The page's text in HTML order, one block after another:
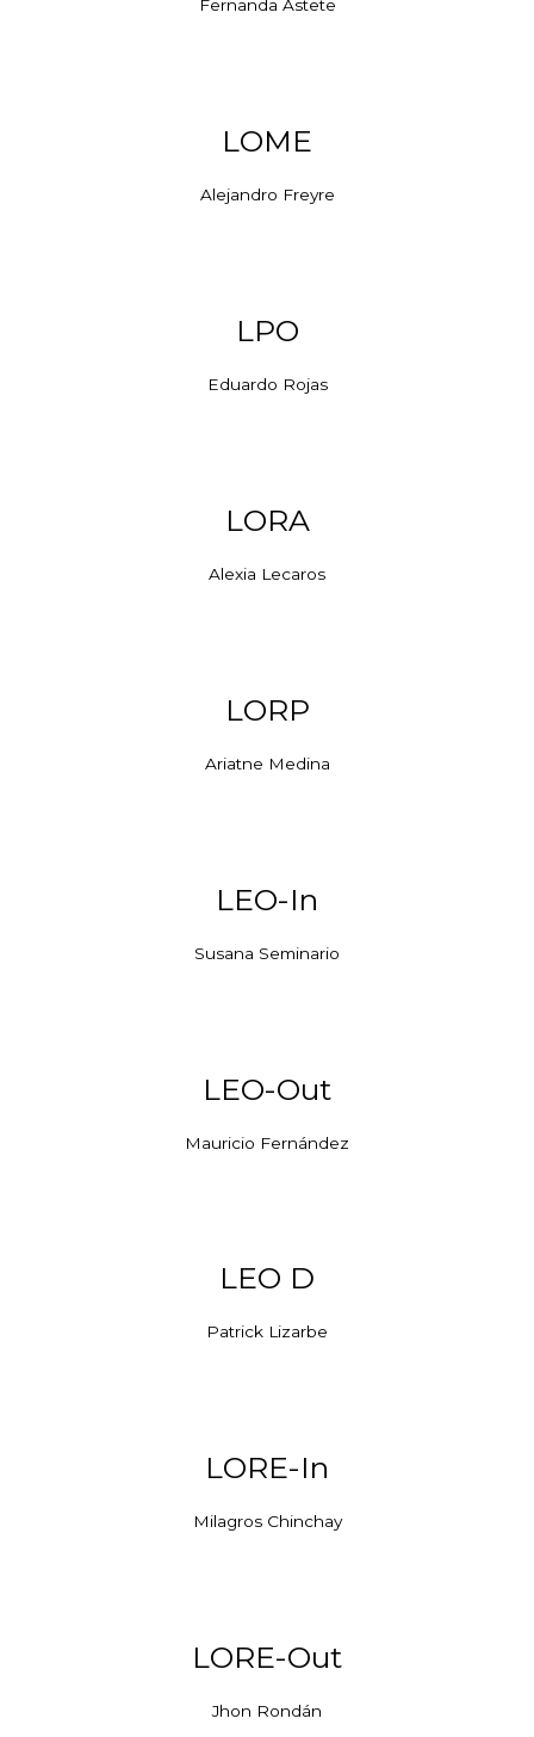
Fernanda Astete
LOME
Alejandro Freyre
LPO
Eduardo Rojas
LORA
Alexia Lecaros
LORP
Ariatne Medina
LEO-In
Susana Seminario
LEO-Out
Mauricio Fernández
LEO D
Patrick Lizarbe
LORE-In
Milagros Chinchay
LORE-Out
Jhon Rondán